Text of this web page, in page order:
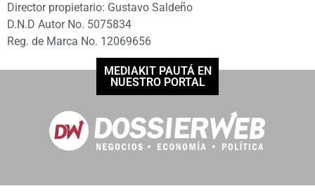
Director propietario: Gustavo Saldeño
D.N.D Autor No. 5075834
Reg. de Marca No. 12069656
MEDIAKIT PAUTÁ EN
NUESTRO PORTAL